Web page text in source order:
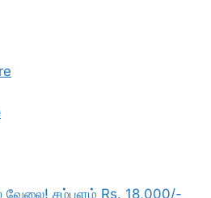
வேலை! சம்பளம் Rs. 18,000/-